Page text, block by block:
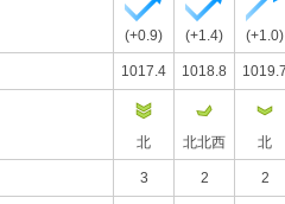
(+0.9) (+1.4) (+1.0)
1017.4 1018.8
北 北北西 北
3 2 2